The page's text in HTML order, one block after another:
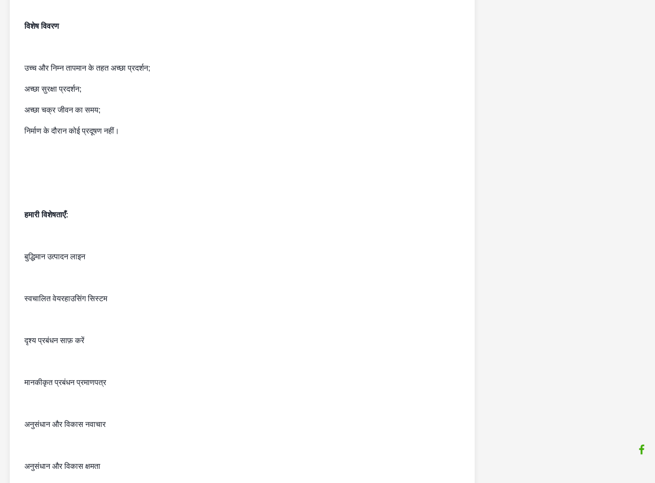
विशेष विवरण
उच्च और निम्न तापमान के तहत अच्छा प्रदर्शन;
अच्छा सुरक्षा प्रदर्शन;
अच्छा चक्र जीवन का समय;
निर्माण के दौरान कोई प्रदूषण नहीं।
हमारीविशेषताएँ:
बुद्धिमान उत्पादन लाइन
स्वचालित वेयरहाउसिंग सिस्टम
दृश्य प्रबंधन साफ़ करें
मानकीकृत प्रबंधन प्रमाणपत्र
अनुसंधान और विकास नवाचार
अनुसंधान और विकास क्षमता